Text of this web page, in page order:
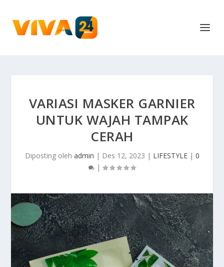
VARIASI MASKER GARNIER
UNTUK WAJAH TAMPAK
CERAH
Diposting oleh admin | Des 12, 2023 | LIFESTYLE| 0
|